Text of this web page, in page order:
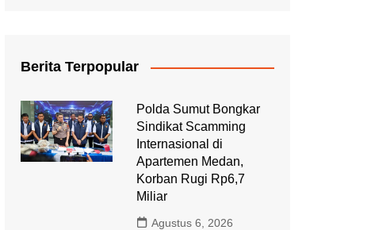
Berita Terpopular
Polda Sumut Bongkar
Sindikat Scamming
Internasional di
Apartemen Medan,
Korban Rugi Rp6,7
Miliar
Agustus 6, 2026